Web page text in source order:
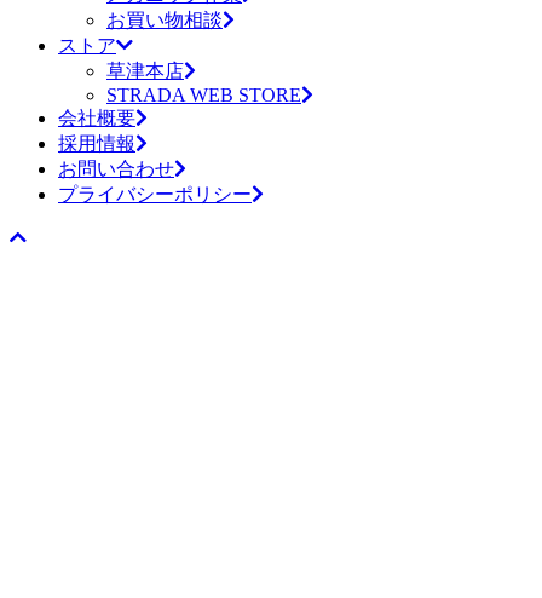
お買い物相談
ストア
草津本店
STRADA WEB STORE
会社概要
採用情報
お問い合わせ
プライバシーポリシー